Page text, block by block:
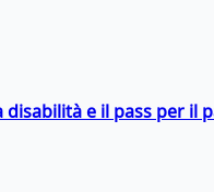
e il pass per il